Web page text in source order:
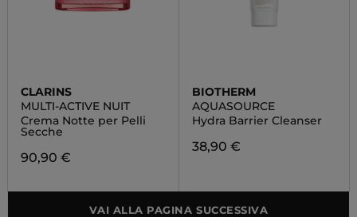
CLARINS
MULTI-ACTIVE NUIT
Crema Notte per Pelli
Secche
90,90 €
BIOTHERM
AQUASOURCE
Hydra Barrier Cleanser
38,90 €
VAI ALLA PAGINA SUCCESSIVA